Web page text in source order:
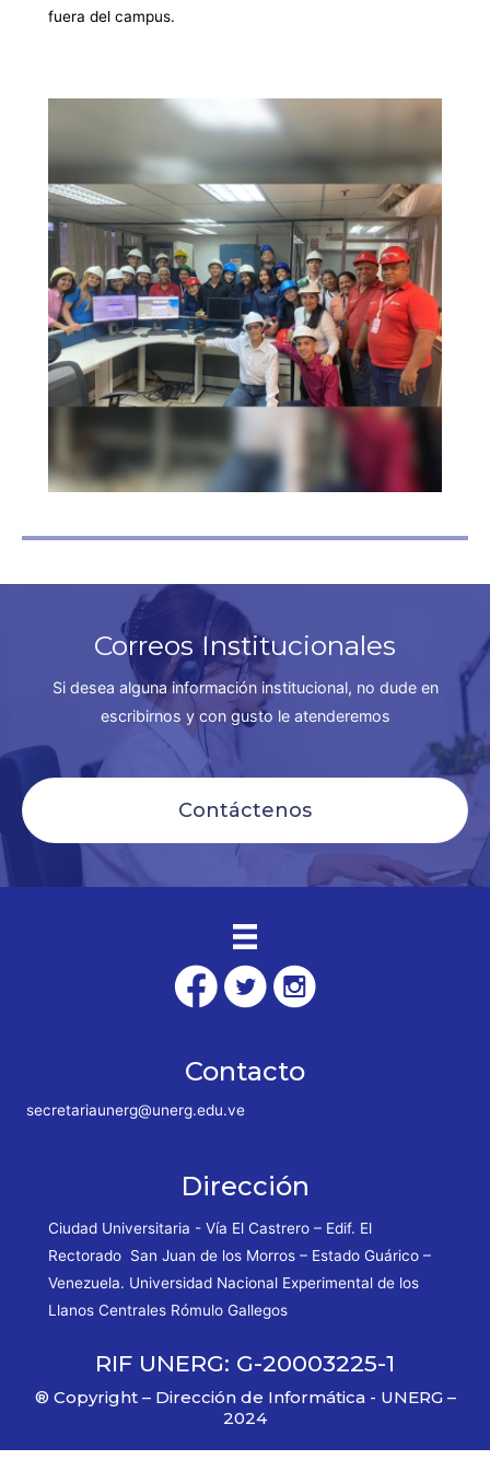
fuera del campus.
Correos Institucionales
Si desea alguna información institucional, no dude en
escribirnos y con gusto le atenderemos
Contáctenos
Contacto
secretariaunerg@unerg.edu.ve
Dirección
Ciudad Universitaria - Vía El Castrero – Edif. El
Rectorado San Juan de los Morros – Estado Guárico –
Venezuela. Universidad Nacional Experimental de los
Llanos Centrales Rómulo Gallegos
RIF UNERG: G-20003225-1
® Copyright – Dirección de Informática - UNERG –
2024